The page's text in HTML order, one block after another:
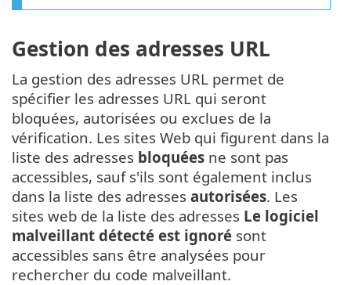
Gestion des adresses URL
La gestion des adresses URL permet de
spécifier les adresses URL qui seront
bloquées, autorisées ou exclues de la
vérification. Les sites Web qui figurent dans la
liste des adresses bloquées ne sont pas
accessibles, sauf s'ils sont également inclus
dans la liste des adresses autorisées. Les
sites web de la liste des adresses Le logiciel
malveillant détecté est ignoré sont
accessibles sans être analysées pour
rechercher du code malveillant.